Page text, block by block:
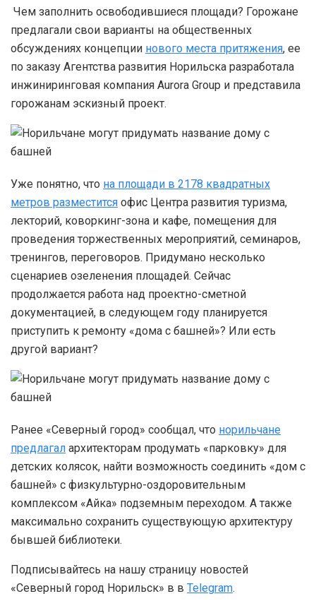
Чем заполнить освободившиеся площади? Горожане
предлагали свои варианты на общественных
обсуждениях концепции нового места притяжения, ее
по заказу Агентства развития Норильска разработала
инжиниринговая компания Aurora Group и представила
горожанам эскизный проект.
Уже понятно, что на площади в 2178 квадратных
метров разместится офис Центра развития туризма,
лекторий, коворкинг-зона и кафе, помещения для
проведения торжественных мероприятий, семинаров,
тренингов, переговоров. Придумано несколько
сценариев озеленения площадей. Сейчас
продолжается работа над проектно-сметной
документацией, в следующем году планируется
приступить к ремонту «дома с башней»? Или есть
другой вариант?
Ранее «Северный город» сообщал, что норильчане
предлагал архитекторам продумать «парковку» для
детских колясок, найти возможность соединить «дом с
башней» с физкультурно-оздоровительным
комплексом «Айка» подземным переходом. А также
максимально сохранить существующую архитектуру
бывшей библиотеки.
Подписывайтесь на нашу страницу новостей
«Северный город Норильск» в в Telegram.